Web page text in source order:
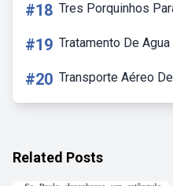
#18 Tres Porquinhos
#19 Tratamento De
#20 Transporte Aéreo
Related Posts